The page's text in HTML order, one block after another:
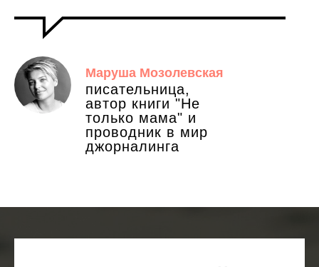
Маруша Мозолевская
писательница,
автор книги "Не
только мама" и
проводник в мир
джорналинга